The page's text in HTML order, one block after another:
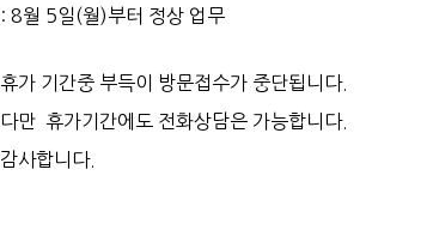
: 8월 5일(월)부터 정상 업무
휴가 기간중 부득이 방문접수가 중단됩니다.
다만 휴가기간에도 전화상담은 가능합니다.
감사합니다.